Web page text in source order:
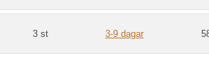
3 st 3-9 dagar